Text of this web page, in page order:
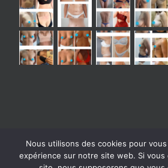
© Copyright 2026 - All Rights Reserved
légales| Powered byDigital Bath
Nous utilisons des cookies pour
expérience sur notre site web. Si vous